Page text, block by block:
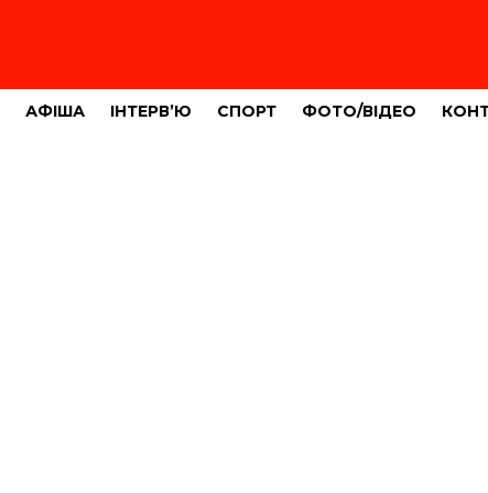
АФІША ІНТЕРВ’Ю СПОРТ ФОТО/ВІДЕО